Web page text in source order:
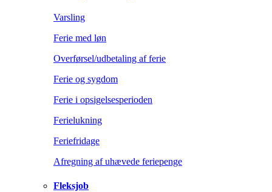
Varsling
Ferie med løn
Overførsel/udbetaling af ferie
Ferie og sygdom
Ferie i opsigelsesperioden
Ferielukning
Feriefridage
Afregning af uhævede feriepenge
Fleksjob